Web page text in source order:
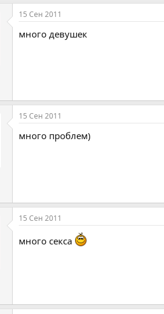
15 Сен 2011
много девушек
15 Сен 2011
много проблем)
15 Сен 2011
много секса